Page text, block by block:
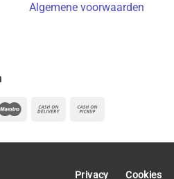
Algemene voorwaarden
Maestro Cash
DeliveryPickup
Privacy Cookies